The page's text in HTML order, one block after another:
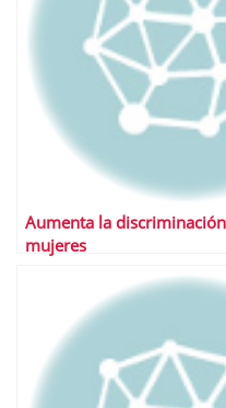
Aumenta la
mujeres